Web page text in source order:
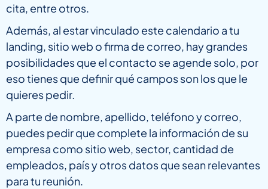
cita, entre otros.
Además, al estar vinculado este calendario a tu
landing, sitio web o firma de correo, hay grandes
posibilidades que el contacto se agende solo, por
eso tienes que definir qué campos son los que le
quieres pedir.
A parte de nombre, apellido, teléfono y correo,
puedes pedir que complete la información de su
empresa como sitio web, sector, cantidad de
empleados, país y otros datos que sean relevantes
para tu reunión.